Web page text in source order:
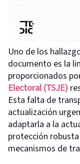
Uno de los
documento es la
proporcionados
Electoral (TSJE)
Esta falta de
actualización
adaptarla a la
protección
mecanismos de